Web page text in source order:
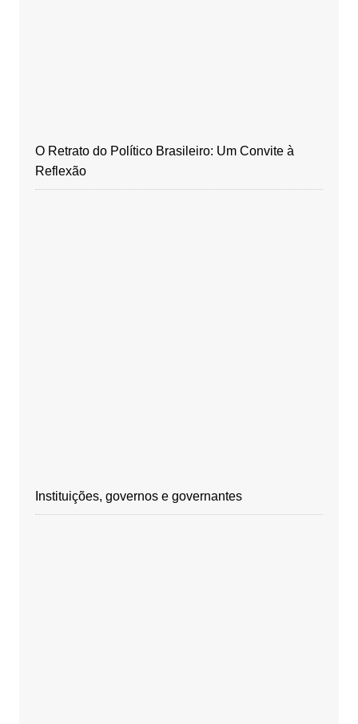
O Retrato do Político Brasileiro: Um Convite à
Reflexão
Instituições, governos e governantes